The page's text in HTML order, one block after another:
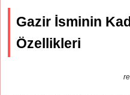
Gazir İsminin
Özellikleri